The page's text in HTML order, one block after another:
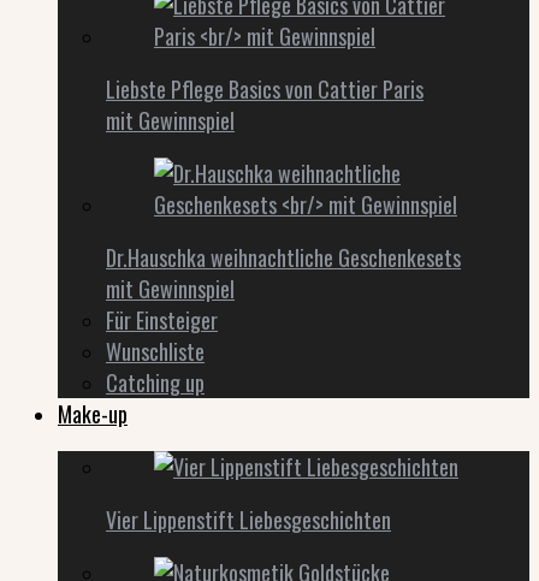
Liebste Pflege Basics von Cattier Paris
mit Gewinnspiel
Dr.Hauschka weihnachtliche Geschenkesets
mit Gewinnspiel
Für Einsteiger
Wunschliste
Catching up
Make-up
Vier Lippenstift Liebesgeschichten